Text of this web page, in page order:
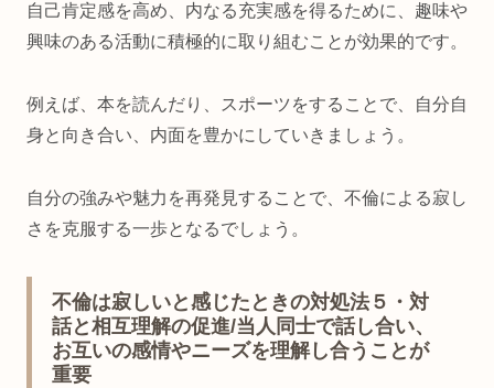
自己肯定感を高め、内なる充実感を得るために、趣味や
興味のある活動に積極的に取り組むことが効果的です。
例えば、本を読んだり、スポーツをすることで、自分自
身と向き合い、内面を豊かにしていきましょう。
自分の強みや魅力を再発見することで、不倫による寂し
さを克服する一歩となるでしょう。
不倫は寂しいと感じたときの対処法５・対
話と相互理解の促進/当人同士で話し合い、
お互いの感情やニーズを理解し合うことが
重要